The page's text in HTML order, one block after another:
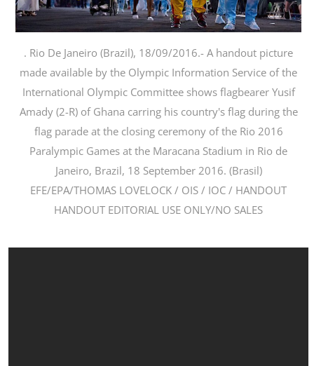
. Rio De Janeiro (Brazil), 18/09/2016.- A handout picture
made available by the Olympic Information Service of the
International Olympic Committee shows flagbearer Yusif
Amady (2-R) of Ghana carring his country's flag during the
flag parade at the closing ceremony of the Rio 2016
Paralympic Games at the Maracana Stadium in Rio de
Janeiro, Brazil, 18 September 2016. (Brasil)
EFE/EPA/THOMAS LOVELOCK / OIS / IOC / HANDOUT
HANDOUT EDITORIAL USE ONLY/NO SALES